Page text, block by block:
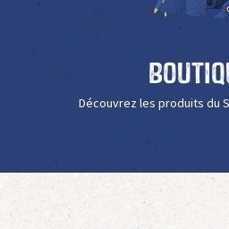
Découvrez les produits du